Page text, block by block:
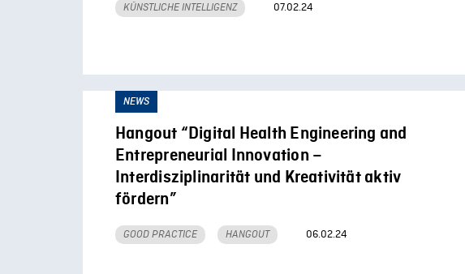
KÜNSTLICHE INTELLIGENZ 07.02.24
NEWS
Hangout “Digital Health Engineering and
Entrepreneurial Innovation –
Interdisziplinarität und Kreativität aktiv
fördern”
GOOD PRACTICE HANGOUT 06.02.24